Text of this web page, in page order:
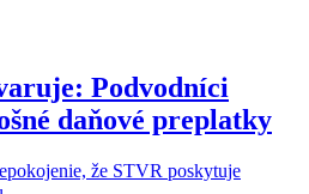
Podvodníci
daňové preplatky